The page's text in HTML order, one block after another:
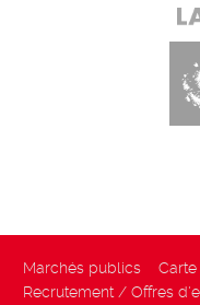
Marchés publics
Recrutement / Offres